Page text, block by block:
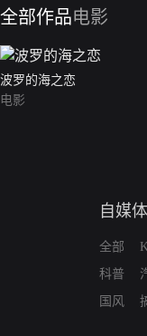
全部作品电影
波罗的海之恋
电影
自媒体
全部
科普
国风